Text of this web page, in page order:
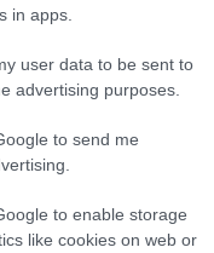
in apps.
user data to be sent to
advertising purposes.
to send me
to enable storage
like cookies on web or